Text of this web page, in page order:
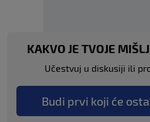
KAKVO JE TVOJE
Učestvuj u diskusiji ili
Budi prvi koji će